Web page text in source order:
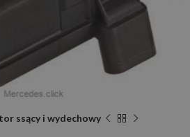
ssący i wydechowy